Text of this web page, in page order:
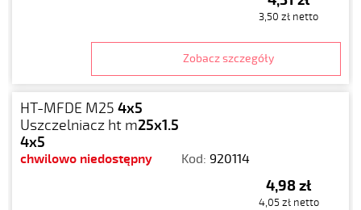
3,50 zł netto
Zobacz szczegóły
HT-MFDE M25 4x5
Uszczelniacz ht m25x1.5
4x5
chwilowo niedostępny Kod: 920114
4,98 zł
4,05 zł netto